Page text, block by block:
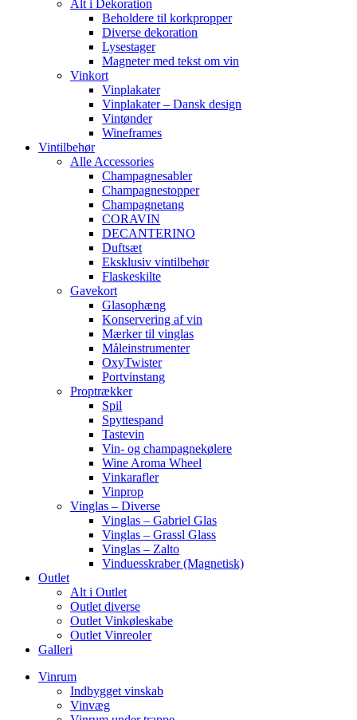
Alt i Dekoration
Beholdere til korkpropper
Diverse dekoration
Lysestager
Magneter med tekst om vin
Vinkort
Vinplakater
Vinplakater – Dansk design
Vintønder
Wineframes
Vintilbehør
Alle Accessories
Champagnesabler
Champagnestopper
Champagnetang
CORAVIN
DECANTERINO
Duftsæt
Eksklusiv vintilbehør
Flaskeskilte
Gavekort
Glasophæng
Konservering af vin
Mærker til vinglas
Måleinstrumenter
OxyTwister
Portvinstang
Proptrækker
Spil
Spyttespand
Tastevin
Vin- og champagnekølere
Wine Aroma Wheel
Vinkarafler
Vinprop
Vinglas – Diverse
Vinglas – Gabriel Glas
Vinglas – Grassl Glass
Vinglas – Zalto
Vinduesskraber (Magnetisk)
Outlet
Alt i Outlet
Outlet diverse
Outlet Vinkøleskabe
Outlet Vinreoler
Galleri
Vinrum
Indbygget vinskab
Vinvæg